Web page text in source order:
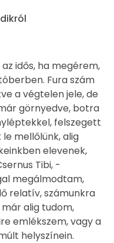
idős, ha megérem,
Fura szám
a végtelen jele, de
görnyedve, botra
felszegett
mellőlünk, alig
elevenek,
Tibi, -
megálmodtam,
relatív, számunkra
már alig tudom,
emlékszem, vagy a
helyszínein.